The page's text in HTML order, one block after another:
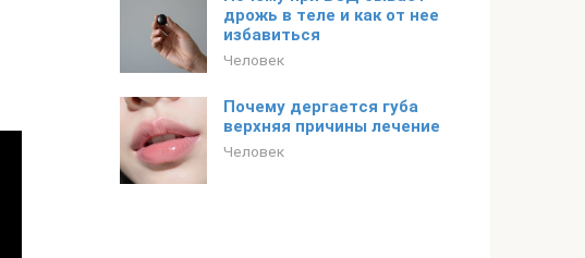
дрожь в теле и как от нее
избавиться
Человек
Почему дергается губа
верхняя причины лечение
Человек